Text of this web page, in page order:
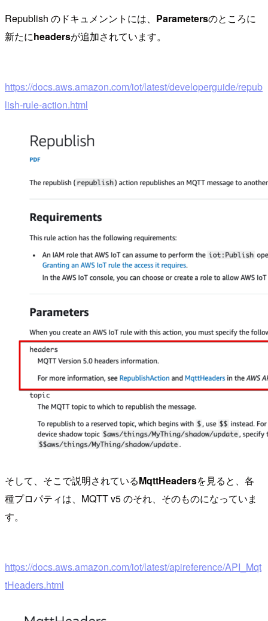
Republish のドキュメンントには、 Parametersのところに
新たにheadersが追加されています。
https://docs.aws.amazon.com/iot/latest/developerguide/repub
lish-rule-action.html
そして、そこで説明されているMqttHeadersを見ると、各
種プロパティは、MQTT v5 のそれ、そのものになっていま
す。
https://docs.aws.amazon.com/iot/latest/apireference/API_Mqt
tHeaders.html